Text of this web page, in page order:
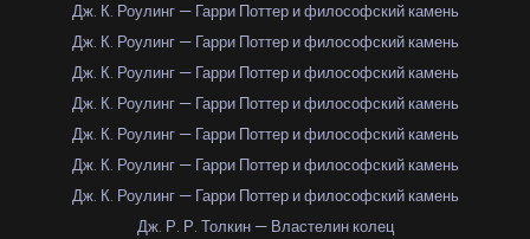
Дж. К. Роулинг — Гарри Поттер и философский камень
Дж. К. Роулинг — Гарри Поттер и философский камень
Дж. К. Роулинг — Гарри Поттер и философский камень
Дж. К. Роулинг — Гарри Поттер и философский камень
Дж. К. Роулинг — Гарри Поттер и философский камень
Дж. К. Роулинг — Гарри Поттер и философский камень
Дж. К. Роулинг — Гарри Поттер и философский камень
Дж. Р. Р. Толкин — Властелин колец